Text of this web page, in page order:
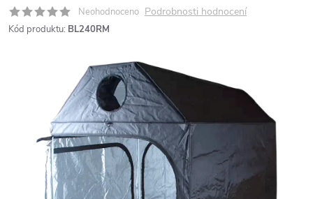
Neohodnoceno Podrobnosti hodnocení
Kód produktu: BL240RM